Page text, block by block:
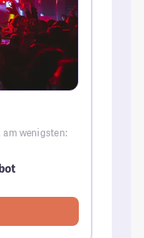
am wenigsten: